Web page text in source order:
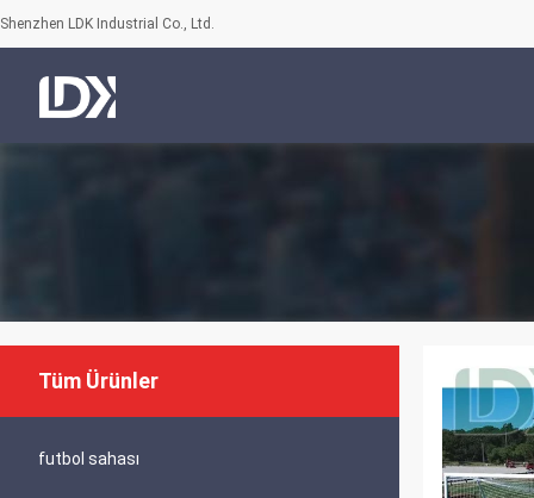
Shenzhen LDK Industrial Co., Ltd.
Tüm Ürünler
futbol sahası